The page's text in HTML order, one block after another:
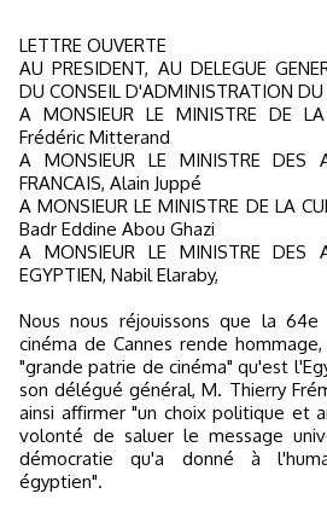
LETTRE OUVERTE
AU PRESIDENT, AU DELEGUE
DU CONSEIL D'ADMINISTRATION DU
A MONSIEUR LE MINISTRE DE LA
Frédéric Mitterand
A MONSIEUR LE MINISTRE DES
FRANCAIS, Alain Juppé
A MONSIEUR LE MINISTRE DE LA
Badr Eddine Abou Ghazi
A MONSIEUR LE MINISTRE DES
EGYPTIEN, Nabil Elaraby,
Nous nous réjouissons que la
cinéma de Cannes rende
"grande patrie de cinéma" qu'est
son délégué général, M. Thierry
ainsi affirmer "un choix politique et
volonté de saluer le message
démocratie qu'a donné à
égyptien".